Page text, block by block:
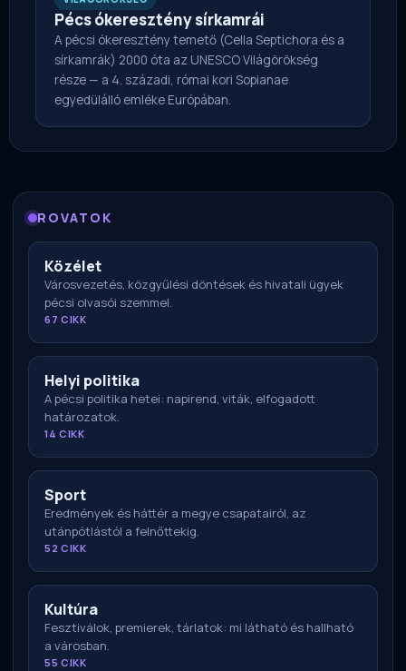
Pécs ókeresztény sírkamrái
A pécsi ókeresztény temető (Cella Septichora és a
sírkamrák) 2000 óta az UNESCO Világörökség
része — a 4. századi, római kori Sopianae
egyedülálló emléke Európában.
ROVATOK
Közélet
Városvezetés, közgyűlési döntések és hivatali ügyek
pécsi olvasói szemmel.
67 CIKK
Helyi politika
A pécsi politika hetei: napirend, viták, elfogadott
határozatok.
14 CIKK
Sport
Eredmények és háttér a megye csapatairól, az
utánpótlástól a felnőttekig.
52 CIKK
Kultúra
Fesztiválok, premierek, tárlatok: mi látható és hallható
a városban.
55 CIKK